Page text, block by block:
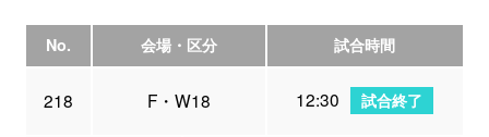
No. 会場・区分 試合時間
218 F・W18 12:30 試合終了